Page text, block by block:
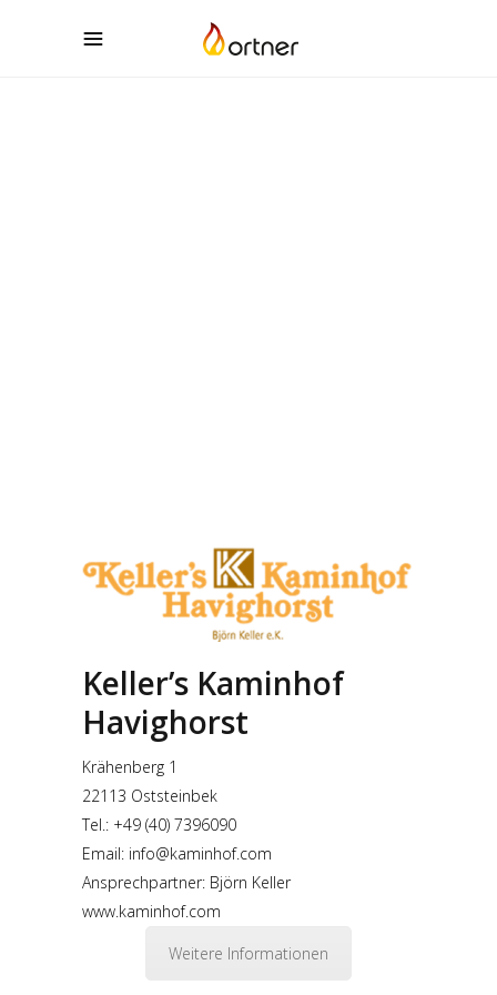
Keller’s Kaminhof
Havighorst
Krähenberg 1
22113 Oststeinbek
Tel.: +49 (40) 7396090
Email: info@kaminhof.com
Ansprechpartner: Björn Keller
www.kaminhof.com
Weitere Informationen